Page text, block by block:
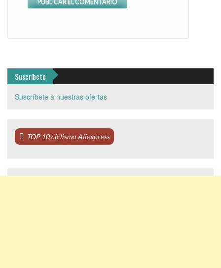
Suscríbete
Suscríbete a nuestras ofertas
TOP 10 ciclismo Aliexpress